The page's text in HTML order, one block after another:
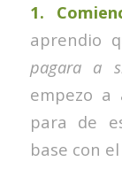
1.
aprendio
pagara a
empezo a
para de
base con